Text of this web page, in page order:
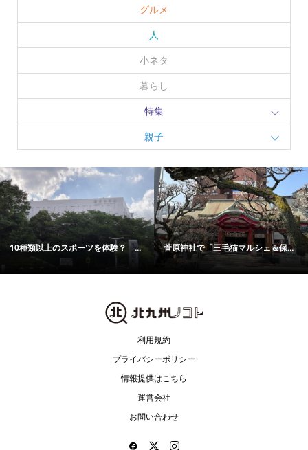
グルメ
人
小ネタ
暮らし
特集
親子
10種類以上のスポーツを体験？ ... 菅原神社で「三毛猫マルシェ＆保...
利用規約
プライバシーポリシー
情報提供はこちら
運営会社
お問い合わせ